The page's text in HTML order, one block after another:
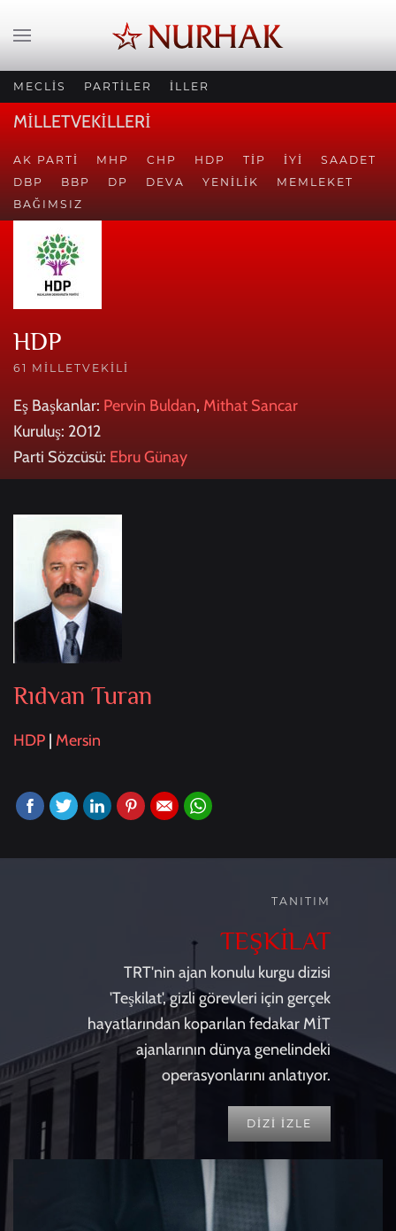
MECLİS PARTİLER İLLER
MİLLETVEKİLLERİ
AK PARTI MHP CHP HDP TİP İYİ
SAADET
DBP
BBP DP DEVA YENILIK
MEMLEKET
BAĞIMSIZ
HDP
61 MILLETVEKILI
Eş Başkanlar: Pervin Buldan, Mithat Sancar
Kuruluş: 2012
Parti Sözcüsü: Ebru Günay
Rıdvan Turan
HDP | Mersin
TANITIM
TEŞKİLAT
TRT'nin ajan konulu kurgu dizisi
'Teşkilat', gizli görevleri için gerçek
hayatlarından koparılan fedakar MİT
ajanlarının dünya genelindeki
operasyonlarını anlatıyor.
DİZİ İZLE